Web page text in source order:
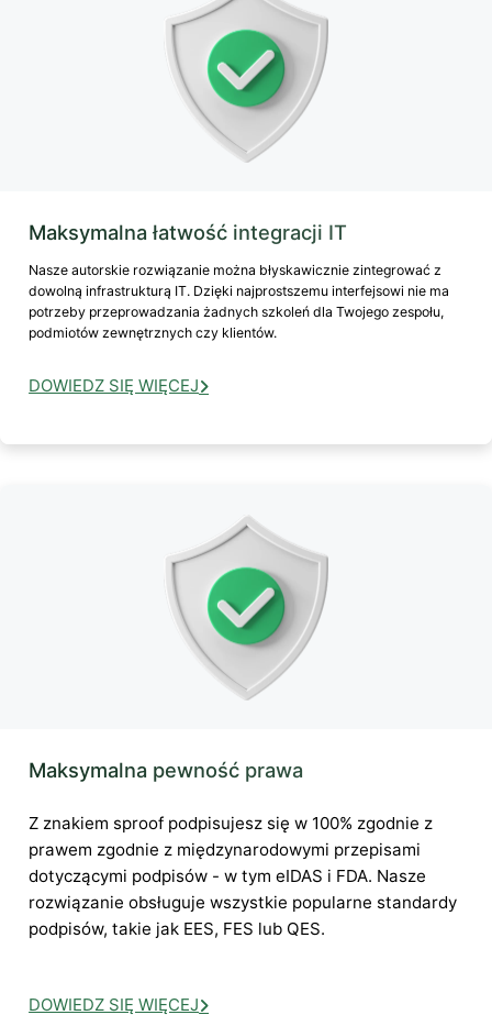
Maksymalna łatwość integracji IT
Nasze autorskie rozwiązanie można błyskawicznie zintegrować z
dowolną infrastrukturą IT. Dzięki najprostszemu interfejsowi nie ma
potrzeby przeprowadzania żadnych szkoleń dla Twojego zespołu,
podmiotów zewnętrznych czy klientów.
DOWIEDZ SIĘ WIĘCEJ
Maksymalna pewność prawa
Z znakiem sproof podpisujesz się w 100% zgodnie z
prawem zgodnie z międzynarodowymi przepisami
dotyczącymi podpisów - w tym eIDAS i FDA. Nasze
rozwiązanie obsługuje wszystkie popularne standardy
podpisów, takie jak EES, FES lub QES.
DOWIEDZ SIĘ WIĘCEJ